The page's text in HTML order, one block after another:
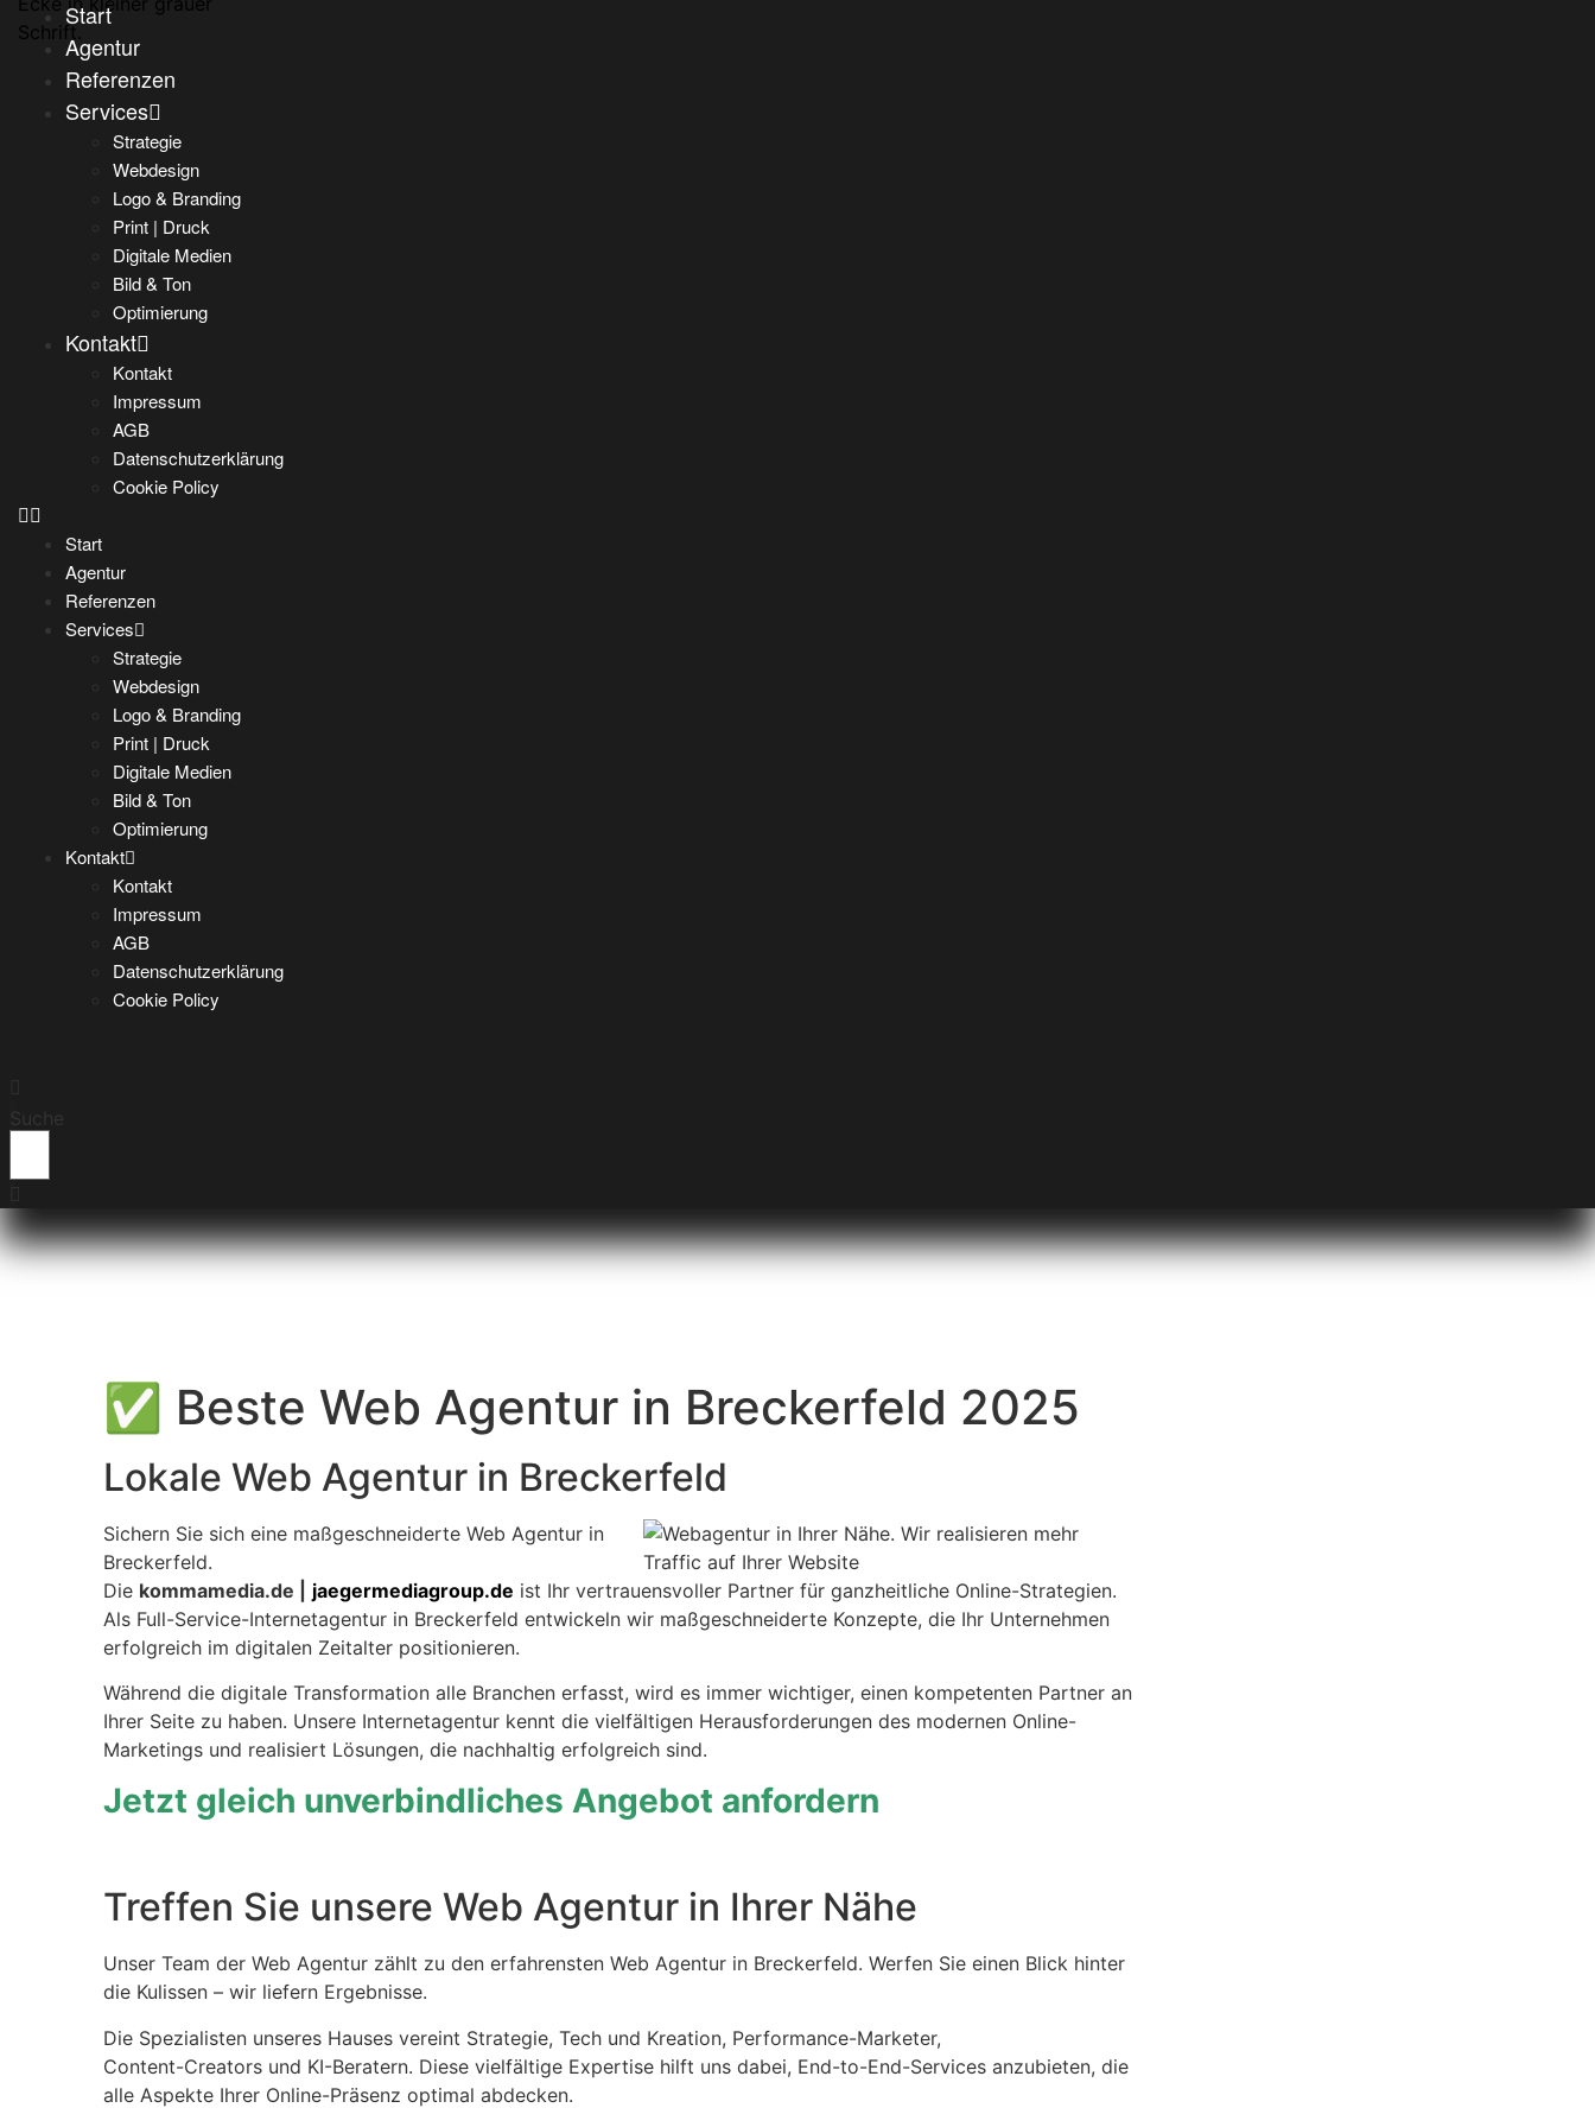
Start
Agentur
Referenzen
Services
Strategie
Webdesign
Logo & Branding
Print | Druck
Digitale Medien
Bild & Ton
Optimierung
Kontakt
Kontakt
Impressum
AGB
Datenschutzerklärung
Cookie Policy
Start
Agentur
Referenzen
Services
Strategie
Webdesign
Logo & Branding
Print | Druck
Digitale Medien
Bild & Ton
Optimierung
Kontakt
Kontakt
Impressum
AGB
Datenschutzerklärung
Cookie Policy
Suche
✅ Beste Web Agentur in Breckerfeld 2025
Lokale Web Agentur in Breckerfeld
Sichern Sie sich eine maßgeschneiderte Web Agentur in
Breckerfeld.
Die kommamedia.de | jaegermediagroup.de ist Ihr vertrauensvoller Partner für ganzheitliche Online-Strategien.
Als Full-Service-Internetagentur in Breckerfeld entwickeln wir maßgeschneiderte Konzepte, die Ihr Unternehmen
erfolgreich im digitalen Zeitalter positionieren.
Während die digitale Transformation alle Branchen erfasst, wird es immer wichtiger, einen kompetenten Partner an
Ihrer Seite zu haben. Unsere Internetagentur kennt die vielfältigen Herausforderungen des modernen Online-
Marketings und realisiert Lösungen, die nachhaltig erfolgreich sind.
Jetzt gleich unverbindliches Angebot anfordern
Treffen Sie unsere Web Agentur in Ihrer Nähe
Unser Team der Web Agentur zählt zu den erfahrensten Web Agentur in Breckerfeld. Werfen Sie einen Blick hinter
die Kulissen – wir liefern Ergebnisse.
Die Spezialisten unseres Hauses vereint Strategie, Tech und Kreation, Performance-Marketer,
Content-Creators und KI-Beratern. Diese vielfältige Expertise hilft uns dabei, End-to-End-Services anzubieten, die
alle Aspekte Ihrer Online-Präsenz optimal abdecken.